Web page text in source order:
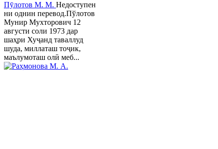
Пӯлотов М. М. Недоступен
ни однин перевод.Пўлотов
Мунир Мухторович 12
августи соли 1973 дар
шаҳри Хуҷанд таваллуд
шуда, миллаташ тоҷик,
маълумоташ олӣ меб...